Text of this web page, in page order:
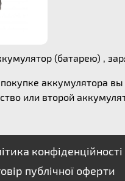
(батарею) ,
аккумулятора
или второй
конфіденційності
публічної оферти